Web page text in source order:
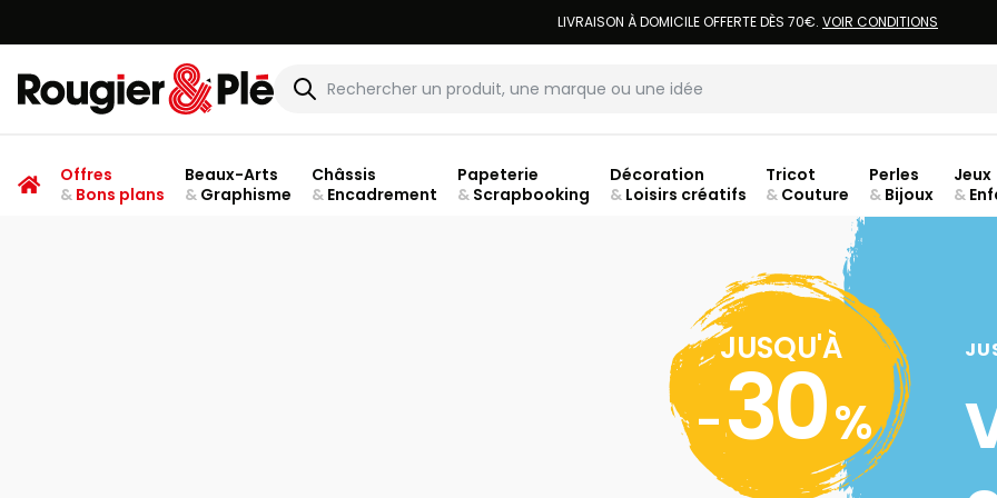
LIVRAISON À DOMICILE OFFERTE DÈS 70€. VOIR CONDITIONS
Rougier & Plé
Offres
&Bons plans
Beaux-Arts
&Graphisme
Châssis
&Encadrement
Papeterie
&Scrapbooking
Décoration
&Loisirs créatifs
Tricot
& Couture
Perles
& Bijoux
Jeux
&
JUSQU'À
-30%